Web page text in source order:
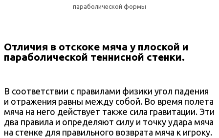
параболической формы
Отличия в отскоке мяча у плоской и
параболической теннисной стенки.
В соответствии с правилами физики угол падения
и отражения равны между собой. Во время полета
мяча на него действует также сила гравитации. Эти
два правила и определяют силу и точку удара мяча
на стенке для правильного возврата мяча к игроку.